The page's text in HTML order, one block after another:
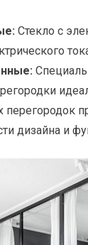
Стекло с
дизайна и